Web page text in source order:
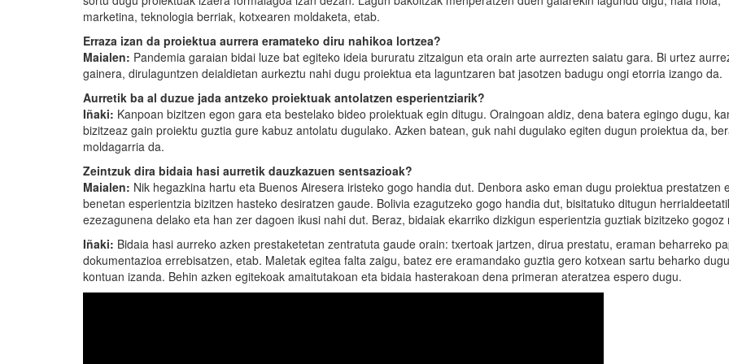
marketina, teknologia berriak, kotxearen moldaketa, etab.
Erraza izan da proiektua aurrera eramateko diru nahikoa lortzea?
Maialen: Pandemia garaian bidai luze bat egiteko ideia bururatu zitzaigun eta orain arte aurrezten saiatu gara. Bi urtez
gainera, dirulaguntzen deialdietan aurkeztu nahi dugu proiektua eta laguntzaren bat jasotzen badugu ongi etorria izango da.
Aurretik ba al duzue jada antzeko proiektuak antolatzen esperientziarik?
Iñaki: Kanpoan bizitzen egon gara eta bestelako bideo proiektuak egin ditugu. Oraingoan aldiz, dena batera egingo dugu,
bizitzeaz gain proiektu guztia gure kabuz antolatu dugulako. Azken batean, guk nahi dugulako egiten dugun proiektua da,
moldagarria da.
Zeintzuk dira bidaia hasi aurretik dauzkazuen sentsazioak?
Maialen: Nik hegazkina hartu eta Buenos Airesera iristeko gogo handia dut. Denbora asko eman dugu proiektua prestatzen
benetan esperientzia bizitzen hasteko desiratzen gaude. Bolivia ezagutzeko gogo handia dut, bisitatuko ditugun
ezezagunena delako eta han zer dagoen ikusi nahi dut. Beraz, bidaiak ekarriko dizkigun esperientzia guztiak bizitzeko gogoz
Iñaki: Bidaia hasi aurreko azken prestaketetan zentratuta gaude orain: txertoak jartzen, dirua prestatu, eraman beharreko
dokumentazioa errebisatzen, etab. Maletak egitea falta zaigu, batez ere eramandako guztia gero kotxean sartu beharko
kontuan izanda. Behin azken egitekoak amaitutakoan eta bidaia hasterakoan dena primeran ateratzea espero dugu.